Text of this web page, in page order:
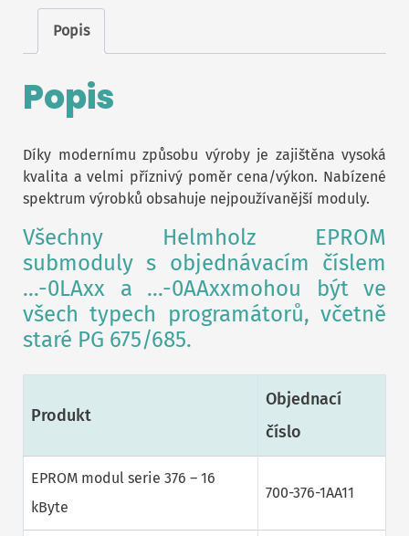
Popis
Popis
Díky modernímu způsobu výroby je zajištěna vysoká
kvalita a velmi příznivý poměr cena/výkon. Nabízené
spektrum výrobků obsahuje nejpoužívanější moduly.
Všechny Helmholz EPROM
submoduly s objednávacím číslem
…-0LAxx a …-0AAxxmohou být ve
všech typech programátorů, včetně
staré PG 675/685.
Produkt
Objednací
číslo
EPROM modul serie 376 – 16
kByte
700-376-1AA11